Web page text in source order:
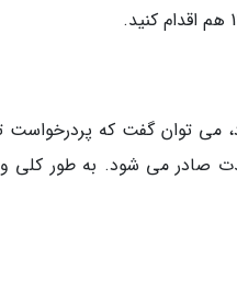
می توان گفت که پردرخواست
صادر می شود. به طور کلی